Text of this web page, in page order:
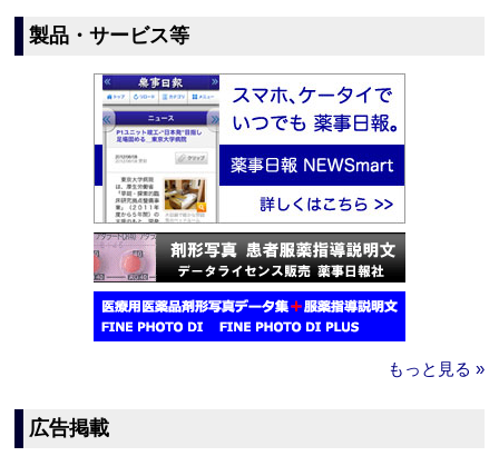
製品・サービス等
もっと見る »
広告掲載